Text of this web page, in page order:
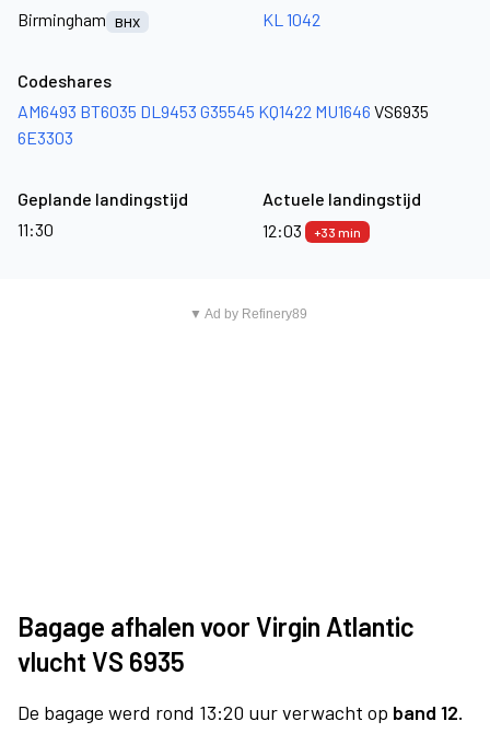
Birmingham
BHX
KL 1042
Codeshares
AM6493 BT6035 DL9453 G35545 KQ1422 MU1646 VS6935
6E3303
Geplande landingstijd
11:30
Actuele landingstijd
12:03
+33 min
▼ Ad by Refinery89
Bagage afhalen voor Virgin Atlantic
vlucht VS 6935
De bagage werd rond 13:20 uur verwacht op band 12.